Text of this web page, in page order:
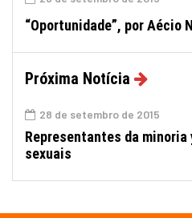
“Oportunidade”, por Aécio
Próxima Notícia
28 de setembro de 2015
Representantes da
sexuais